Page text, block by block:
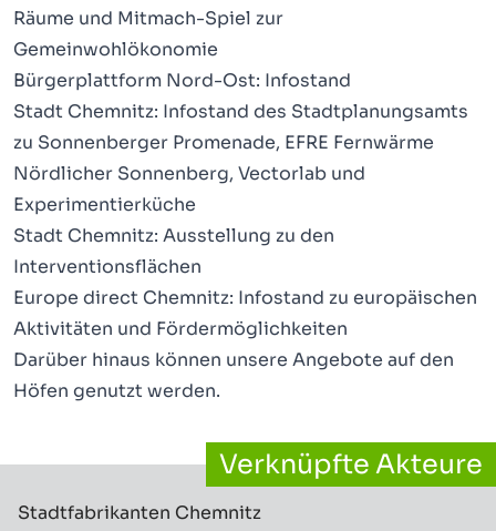
Räume und Mitmach-Spiel zur
Gemeinwohlökonomie
Bürgerplattform Nord-Ost: Infostand
Stadt Chemnitz: Infostand des Stadtplanungsamts
zu Sonnenberger Promenade, EFRE Fernwärme
Nördlicher Sonnenberg, Vectorlab und
Experimentierküche
Stadt Chemnitz: Ausstellung zu den
Interventionsflächen
Europe direct Chemnitz: Infostand zu europäischen
Aktivitäten und Fördermöglichkeiten
Darüber hinaus können unsere Angebote auf den
Höfen genutzt werden.
Verknüpfte Akteure
Stadtfabrikanten Chemnitz